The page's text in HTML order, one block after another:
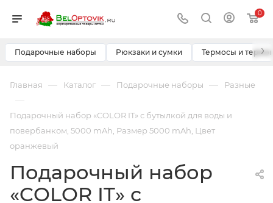
0
Подарочные наборы Рюкзаки и сумки Термосы и ›
Главная — Каталог — Подарочные наборы — Разные
—
Подарочный набор «COLOR IT» с бутылкой для воды и
повербанком, 5000 mAh, Размер 5000 mAh, Цвет
оранжевый
Подарочный набор
«COLOR IT» с